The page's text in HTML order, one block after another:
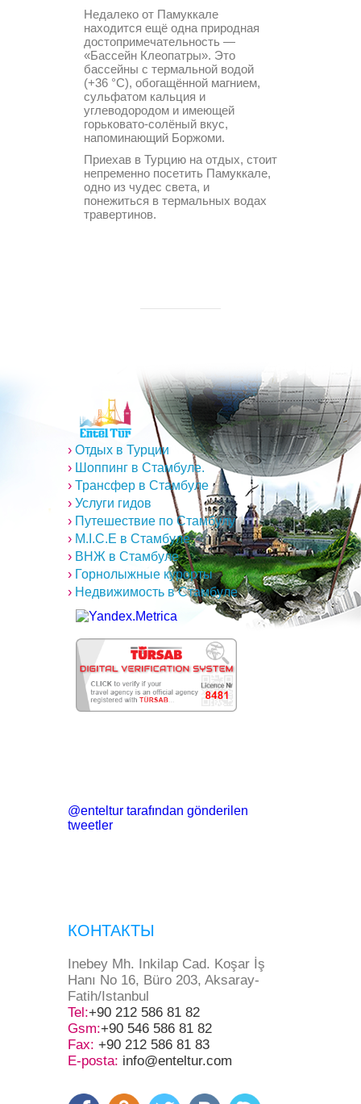
Недалеко от Памуккале
находится ещё одна природная
достопримечательность —
«Бассейн Клеопатры». Это
бассейны с термальной водой
(+36 °C), обогащённой магнием,
сульфатом кальция и
углеводородом и имеющей
горьковато-солёный вкус,
напоминающий Боржоми.
Приехав в Турцию на отдых, стоит
непременно посетить Памуккале,
одно из чудес света, и
понежиться в термальных водах
травертинов.
› Отдых в Турции
› Шоппинг в Стамбуле.
› Трансфер в Стамбуле
› Услуги гидов
› Путешествие по Стамбулу
› M.I.C.E в Стамбуле
› ВНЖ в Стамбуле
› Горнолыжные курорты
› Недвижимость в Стамбуле
@enteltur tarafından gönderilen
tweetler
КОНТАКТЫ
Inebey Mh. Inkilap Cad. Koşar İş
Hanı No 16, Büro 203, Aksaray-
Fatih/Istanbul
Tel:+90 212 586 81 82
Gsm:+90 546 586 81 82
Fax: +90 212 586 81 83
E-posta: info@enteltur.com